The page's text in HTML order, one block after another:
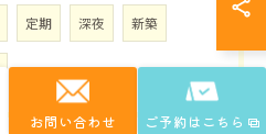
定期 深夜 新築
お問い合わせ ご予約はこちら